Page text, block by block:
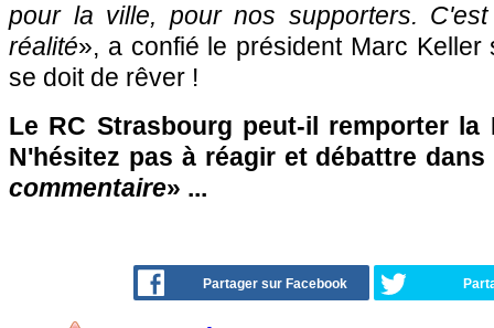
pour la ville, pour nos supporters.
réalité», a confié le président Marc Keller
se doit de rêver !
Le RC Strasbourg peut-il remporter la
N'hésitez pas à réagir et débattre dans
commentaire» ...
Partager sur Facebook